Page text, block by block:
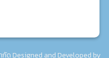
ด Designed and Developed by